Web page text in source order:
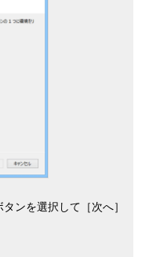
ンを選択して［次へ］